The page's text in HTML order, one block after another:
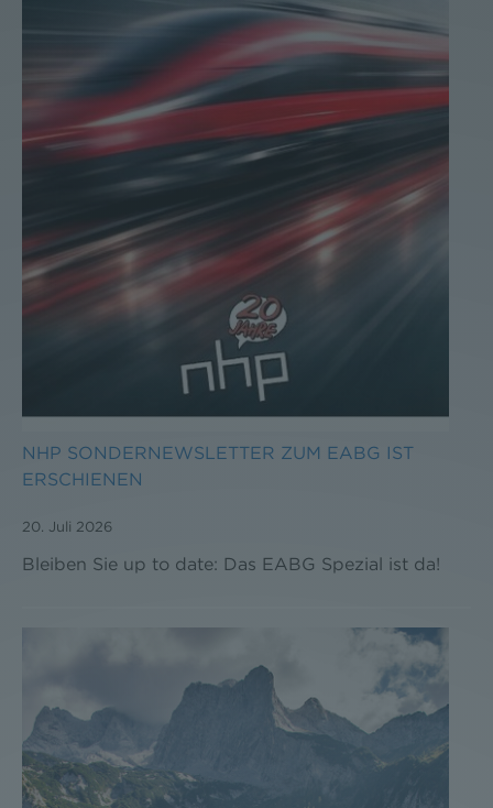
NHP SONDERNEWSLETTER ZUM EABG IST
ERSCHIENEN
20. Juli 2026
Bleiben Sie up to date: Das EABG Spezial ist da!